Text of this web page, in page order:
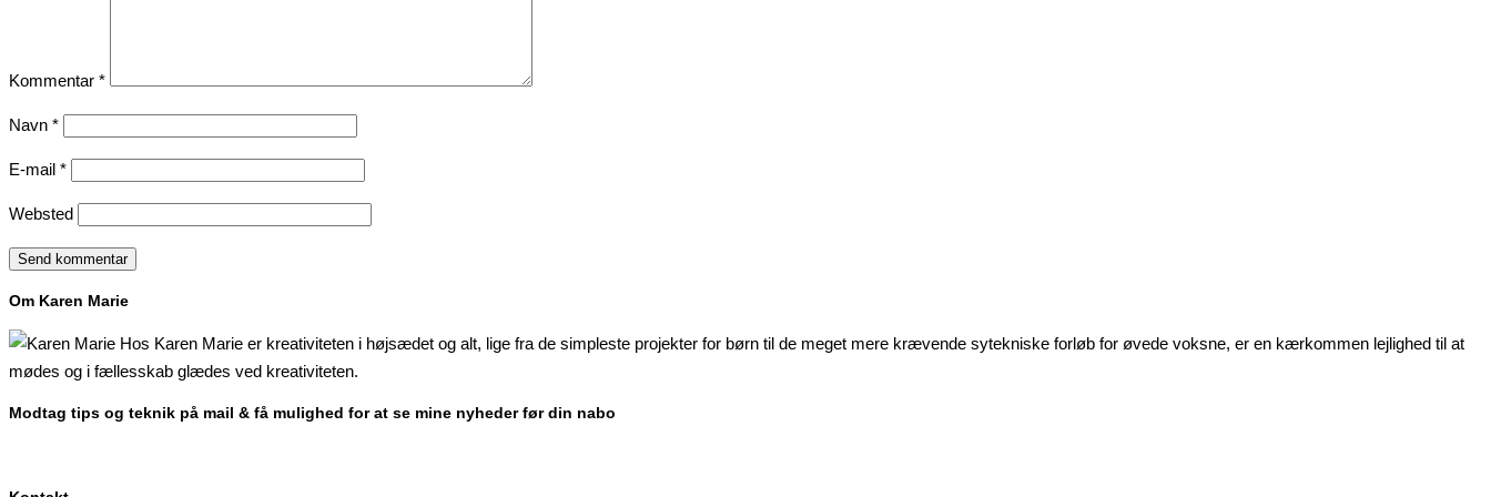
Kommentar *
Navn *
E-mail *
Websted
Om Karen Marie
Hos Karen Marie er kreativiteten i højsædet og alt, lige fra de simpleste projekter for børn til de meget mere krævende sytekniske forløb for øvede voksne, er en kærkommen lejlighed til at
mødes og i fællesskab glædes ved kreativiteten.
Modtag tips og teknik på mail & få mulighed for at se mine nyheder før din nabo